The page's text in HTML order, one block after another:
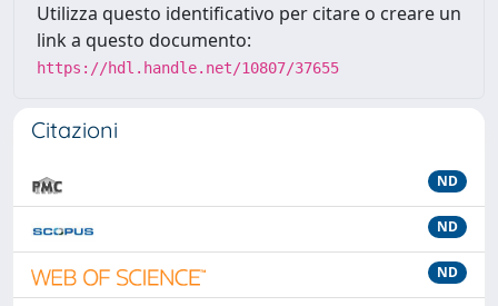
Utilizza questo identificativo per citare o creare un
link a questo documento:
https://hdl.handle.net/10807/37655
Citazioni
ND
ND
ND